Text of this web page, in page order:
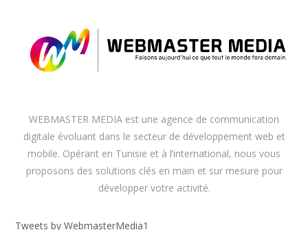
WEBMASTER MEDIA est une agence de communication
digitale évoluant dans le secteur de développement web et
mobile. Opérant en Tunisie et à l’international, nous vous
proposons des solutions clés en main et sur mesure pour
développer votre activité.
Tweets by WebmasterMedia1